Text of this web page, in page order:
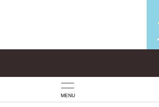
MENU